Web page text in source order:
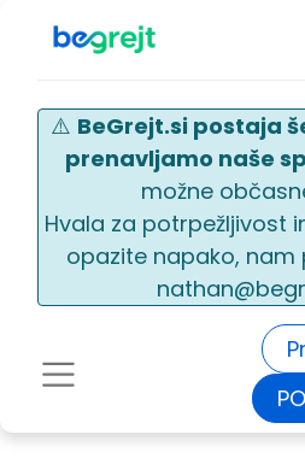
⚠️ BeGrejt.si postaja
prenavljamo naše
možne
Hvala za potrpežljivost
opazite napako, nam